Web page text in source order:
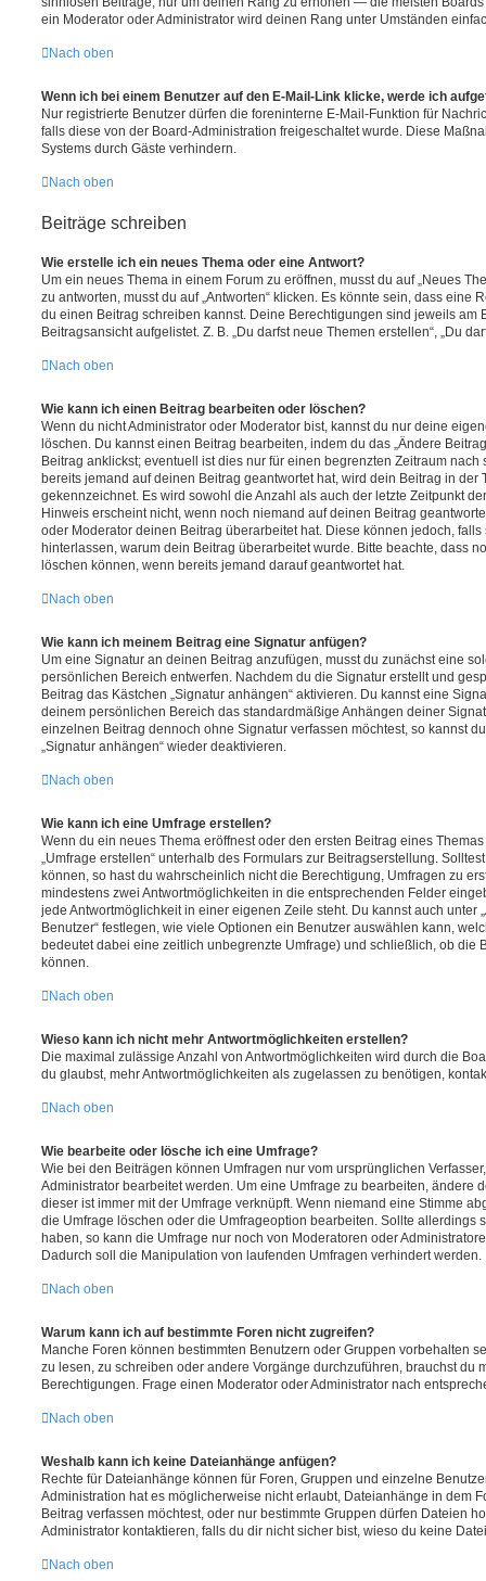
ein Moderator oder Administrator wird deinen Rang unter Umständen
Nach oben
Wenn ich bei einem Benutzer auf den E-Mail-Link klicke, werde ich
Nur registrierte Benutzer dürfen die foreninterne E-Mail-Funktion für
falls diese von der Board-Administration freigeschaltet wurde. Diese
Systems durch Gäste verhindern.
Nach oben
Beiträge schreiben
Wie erstelle ich ein neues Thema oder eine Antwort?
Um ein neues Thema in einem Forum zu eröffnen, musst du auf „Neues
zu antworten, musst du auf „Antworten“ klicken. Es könnte sein, dass eine
du einen Beitrag schreiben kannst. Deine Berechtigungen sind jeweils am
Beitragsansicht aufgelistet. Z. B. „Du darfst neue Themen erstellen“, „Du
Nach oben
Wie kann ich einen Beitrag bearbeiten oder löschen?
Wenn du nicht Administrator oder Moderator bist, kannst du nur deine
löschen. Du kannst einen Beitrag bearbeiten, indem du das „Ändere
Beitrag anklickst; eventuell ist dies nur für einen begrenzten Zeitraum
bereits jemand auf deinen Beitrag geantwortet hat, wird dein Beitrag in der
gekennzeichnet. Es wird sowohl die Anzahl als auch der letzte Zeitpunkt
Hinweis erscheint nicht, wenn noch niemand auf deinen Beitrag
oder Moderator deinen Beitrag überarbeitet hat. Diese können jedoch,
hinterlassen, warum dein Beitrag überarbeitet wurde. Bitte beachte, dass
löschen können, wenn bereits jemand darauf geantwortet hat.
Nach oben
Wie kann ich meinem Beitrag eine Signatur anfügen?
Um eine Signatur an deinen Beitrag anzufügen, musst du zunächst eine
persönlichen Bereich entwerfen. Nachdem du die Signatur erstellt und
Beitrag das Kästchen „Signatur anhängen“ aktivieren. Du kannst eine
deinem persönlichen Bereich das standardmäßige Anhängen deiner
einzelnen Beitrag dennoch ohne Signatur verfassen möchtest, so kannst
„Signatur anhängen“ wieder deaktivieren.
Nach oben
Wie kann ich eine Umfrage erstellen?
Wenn du ein neues Thema eröffnest oder den ersten Beitrag eines
„Umfrage erstellen“ unterhalb des Formulars zur Beitragserstellung.
können, so hast du wahrscheinlich nicht die Berechtigung, Umfragen zu
mindestens zwei Antwortmöglichkeiten in die entsprechenden Felder
jede Antwortmöglichkeit in einer eigenen Zeile steht. Du kannst auch unter
Benutzer“ festlegen, wie viele Optionen ein Benutzer auswählen kann,
bedeutet dabei eine zeitlich unbegrenzte Umfrage) und schließlich, ob die
können.
Nach oben
Wieso kann ich nicht mehr Antwortmöglichkeiten erstellen?
Die maximal zulässige Anzahl von Antwortmöglichkeiten wird durch die
du glaubst, mehr Antwortmöglichkeiten als zugelassen zu benötigen,
Nach oben
Wie bearbeite oder lösche ich eine Umfrage?
Wie bei den Beiträgen können Umfragen nur vom ursprünglichen
Administrator bearbeitet werden. Um eine Umfrage zu bearbeiten, ändere
dieser ist immer mit der Umfrage verknüpft. Wenn niemand eine Stimme
die Umfrage löschen oder die Umfrageoption bearbeiten. Sollte allerdings
haben, so kann die Umfrage nur noch von Moderatoren oder
Dadurch soll die Manipulation von laufenden Umfragen verhindert werden.
Nach oben
Warum kann ich auf bestimmte Foren nicht zugreifen?
Manche Foren können bestimmten Benutzern oder Gruppen vorbehalten
zu lesen, zu schreiben oder andere Vorgänge durchzuführen, brauchst du
Berechtigungen. Frage einen Moderator oder Administrator nach
Nach oben
Weshalb kann ich keine Dateianhänge anfügen?
Rechte für Dateianhänge können für Foren, Gruppen und einzelne
Administration hat es möglicherweise nicht erlaubt, Dateianhänge in dem
Beitrag verfassen möchtest, oder nur bestimmte Gruppen dürfen Dateien
Administrator kontaktieren, falls du dir nicht sicher bist, wieso du keine
Nach oben